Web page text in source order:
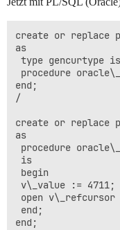
create or replace
as
type gencurtype
procedure
end;
/
create or replace
as
procedure
is
begin
v\_value := 4711;
open
end;
end;